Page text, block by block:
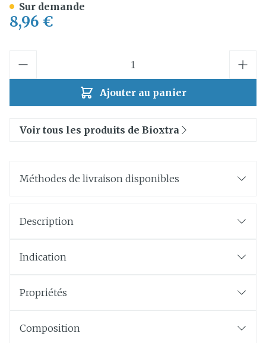
8,96 €
Ajouter au panier
Sur demande
Voir tous les produits de Bioxtra
Méthodes de livraison disponibles
Description
Indication
Propriétés
Composition